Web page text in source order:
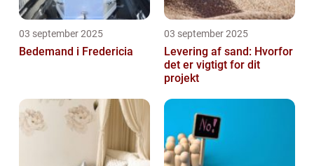
03 september 2025
Bedemand i Fredericia
03 september 2025
Levering af sand: Hvorfor
det er vigtigt for dit
projekt